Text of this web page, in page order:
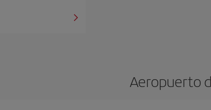
Aeropuerto